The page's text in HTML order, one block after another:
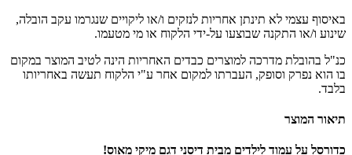
באיסוף עצמי לא תינתן אחריות לנזקים ו/או ליקויים שנגרמו עקב הובלה,
שינוע ו/או התקנה שבוצעו על-ידי הלקוח או מי מטעמו.
כנ"ל בהובלת מדרכה למוצרים כבדים האחריות הינה לטיב המוצר במקום
בו הוא נפרק וסופק, העברתו למקום אחר ע"י הלקוח תעשה באחריותו
בלבד.
תיאור המוצר
כדורסל על עמוד לילדים מבית דיסני דגם מיקי מאוס!